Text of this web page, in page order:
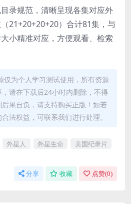
录规范，清晰呈现各集对应外
21+20+20+20）合计81集，与
小精准对应，方便观看、检索
仅为个人学习测试使用，所有资源
请在下载后24小时内删除，不得
果自负，请支持购买正版！如若
法权益，可联系我们进行处理。
外星人 外星生命
美国纪录片
分享 收藏 点赞(0)